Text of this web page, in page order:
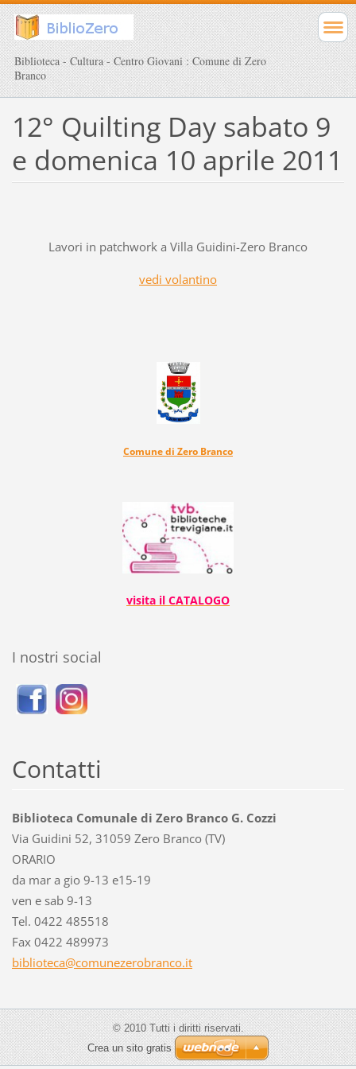
Biblioteca - Cultura - Centro Giovani : Comune di Zero
Branco
12° Quilting Day sabato 9
e domenica 10 aprile 2011
Lavori in patchwork a Villa Guidini-Zero Branco
vedi volantino
Comune di Zero Branco
visita il CATALOGO
I nostri social
Contatti
Biblioteca Comunale di Zero Branco G. Cozzi
Via Guidini 52, 31059 Zero Branco (TV)
ORARIO
da mar a gio 9-13 e15-19
ven e sab 9-13
Tel. 0422 485518
Fax 0422 489973
biblioteca@comunezerobranco.it
© 2010 Tutti i diritti riservati.
Crea un sito gratis